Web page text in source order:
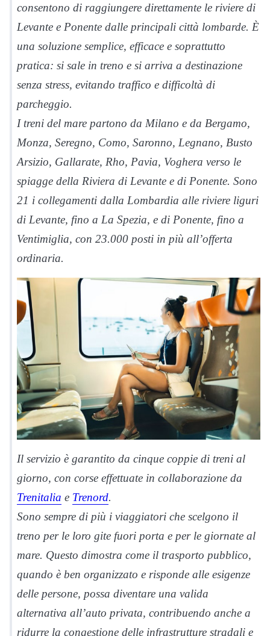
consentono di raggiungere direttamente le riviere di
Levante e Ponente dalle principali città lombarde. È
una soluzione semplice, efficace e soprattutto
pratica: si sale in treno e si arriva a destinazione
senza stress, evitando traffico e difficoltà di
parcheggio.
I treni del mare partono da Milano e da Bergamo,
Monza, Seregno, Como, Saronno, Legnano, Busto
Arsizio, Gallarate, Rho, Pavia, Voghera verso le
spiagge della Riviera di Levante e di Ponente. Sono
21 i collegamenti dalla Lombardia alle riviere liguri
di Levante, fino a La Spezia, e di Ponente, fino a
Ventimiglia, con 23.000 posti in più all’offerta
ordinaria.
Il servizio è garantito da cinque coppie di treni al
giorno, con corse effettuate in collaborazione da
Trenitalia e Trenord.
Sono sempre di più i viaggiatori che scelgono il
treno per le loro gite fuori porta e per le giornate al
mare. Questo dimostra come il trasporto pubblico,
quando è ben organizzato e risponde alle esigenze
delle persone, possa diventare una valida
alternativa all’auto privata, contribuendo anche a
ridurre la congestione delle infrastrutture stradali e